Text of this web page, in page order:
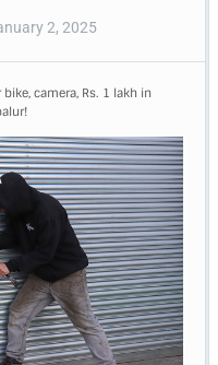
2, 2025
camera, Rs. 1 lakh in